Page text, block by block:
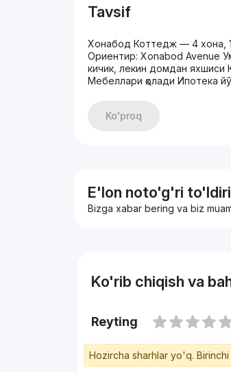
Tavsif
Хонабод Коттедж — 4 хона,
Ориентир: Xonabod Avenue
кичик, лекин домдан яхшиси
Мебеллари қолади Ипотека
Ko'proq
E'lon noto'g'ri
Bizga xabar bering va biz
Ko'rib chiqish va
Reyting
Hozircha sharhlar yo'q.